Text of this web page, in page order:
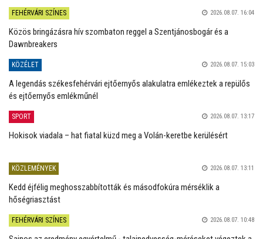
FEHÉRVÁRI SZÍNES 2026.08.07. 16:04
Közös bringázásra hív szombaton reggel a Szentjánosbogár és a
Dawnbreakers
KÖZÉLET 2026.08.07. 15:03
A legendás székesfehérvári ejtőernyős alakulatra emlékeztek a repülős
és ejtőernyős emlékműnél
SPORT 2026.08.07. 13:17
Hokisok viadala – hat fiatal küzd meg a Volán-keretbe kerülésért
KÖZLEMÉNYEK 2026.08.07. 13:11
Kedd éjfélig meghosszabbították és másodfokúra mérséklik a
hőségriasztást
FEHÉRVÁRI SZÍNES 2026.08.07. 10:48